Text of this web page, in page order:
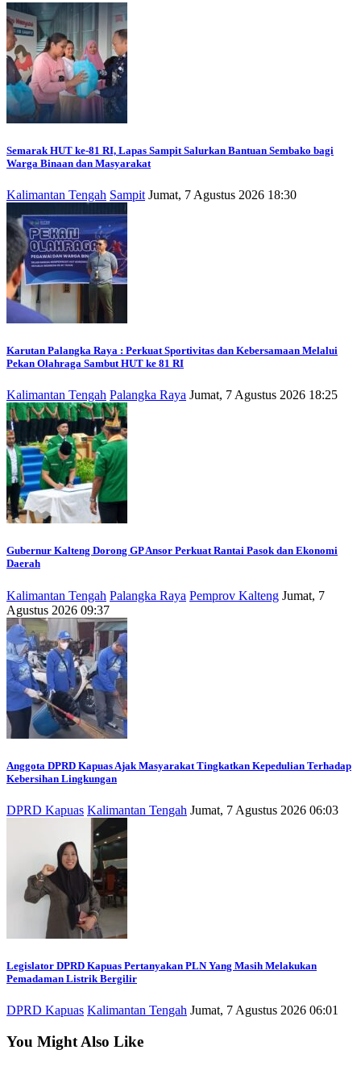
Semarak HUT ke-81 RI, Lapas Sampit Salurkan Bantuan Sembako bagi
Warga Binaan dan Masyarakat
Kalimantan Tengah Sampit Jumat, 7 Agustus 2026 18:30
Karutan Palangka Raya : Perkuat Sportivitas dan Kebersamaan Melalui
Pekan Olahraga Sambut HUT ke 81 RI
Kalimantan Tengah Palangka Raya Jumat, 7 Agustus 2026 18:25
Gubernur Kalteng Dorong GP Ansor Perkuat Rantai Pasok dan Ekonomi
Daerah
Kalimantan Tengah Palangka Raya Pemprov Kalteng Jumat, 7
Agustus 2026 09:37
Anggota DPRD Kapuas Ajak Masyarakat Tingkatkan Kepedulian Terhadap
Kebersihan Lingkungan
DPRD Kapuas Kalimantan Tengah Jumat, 7 Agustus 2026 06:03
Legislator DPRD Kapuas Pertanyakan PLN Yang Masih Melakukan
Pemadaman Listrik Bergilir
DPRD Kapuas Kalimantan Tengah Jumat, 7 Agustus 2026 06:01
You Might Also Like